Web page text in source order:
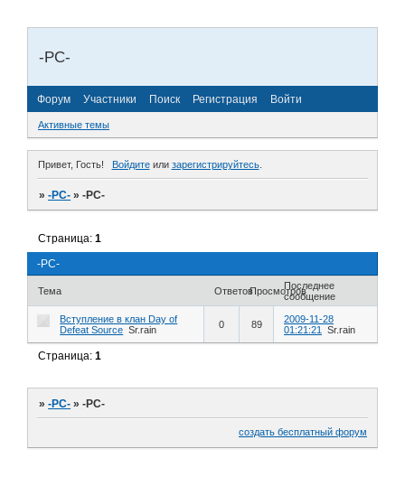
-РС-
Форум Участники Поиск Регистрация Войти
Активные темы
Привет, Гость! Войдитеили зарегистрируйтесь.
»-РС- »-РС-
-РС-
Страница:1
Тема ОтветовПросмотровПоследнее
сообщение
Вступление в клан Day of
Defeat Source Sr.rain 0 89
2009-11-28
01:21:21
Sr.rain
Страница:1
»-РС- »-РС-
создать бесплатный форум